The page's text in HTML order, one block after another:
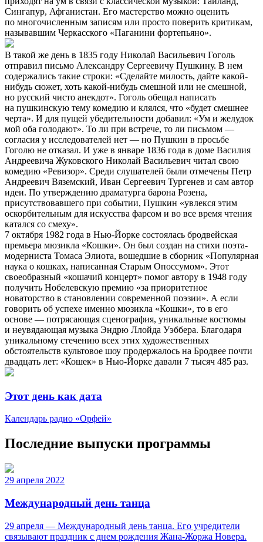
Сингапур, Афганистан. Его мастерство можно оценить
по многочисленным записям или просто поверить критикам,
называвшим Черкасского «Паганини фортепьяно».
В такой же день в 1835 году Николай Васильевич Гоголь
отправил письмо Александру Сергеевичу Пушкину. В нем
содержались такие строки: «Сделайте милость, дайте какой-
нибудь сюжет, хоть какой-нибудь смешной или не смешной,
но русский чисто анекдот». Гоголь обещал написать
на пушкинскую тему комедию и клялся, что «будет смешнее
черта». И для пущей убедительности добавил: «Ум и желудок
мой оба голодают». То ли при встрече, то ли письмом —
согласия у исследователей нет — но Пушкин в просьбе
Гоголю не отказал. И уже в январе 1836 года в доме Василия
Андреевича Жуковского Николай Васильевич читал свою
комедию «Ревизор». Среди слушателей были отмечены Петр
Андреевич Вяземский, Иван Сергеевич Тургенев и сам автор
идеи. По утверждению драматурга барона Розена,
присутствовавшего при событии, Пушкин «увлекся этим
оскорбительным для искусства фарсом и во все время чтения
катался со смеху».
7 октября 1982 года в Нью-Йорке состоялась бродвейская
премьера мюзикла «Кошки». Он был создан на стихи поэта-
модерниста Томаса Элиота, вошедшие в сборник «Популярная
наука о кошках, написанная Старым Опоссумом». Этот
своеобразный «кошачий концерт» помог автору в 1948 году
получить Нобелевскую премию «за приоритетное
новаторство в становлении современной поэзии». А если
говорить об успехе именно мюзикла «Кошки», то в его
основе — потрясающая сценография, уникальные костюмы
и неувядающая музыка Эндрю Ллойда Уэббера. Благодаря
уникальному стечению всех этих художественных
обстоятельств культовое шоу продержалось на Бродвее почти
двадцать лет: «Кошек» в Нью-Йорке давали 7 тысяч 485 раз.
Этот день как дата
Календарь радио «Орфей»
Последние выпуски программы
29 апреля 2022
Международный день танца
29 апреля — Международный день танца. Его учредители
связывают праздник с днем рождения Жана-Жоржа Новера.